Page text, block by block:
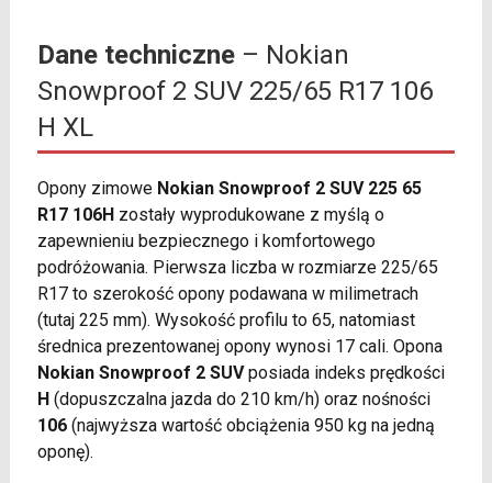
Dane techniczne– Nokian
Snowproof 2 SUV 225/65 R17 106
H XL
Opony zimowe Nokian Snowproof 2 SUV 225 65
R17 106Hzostały wyprodukowane z myślą o
zapewnieniu bezpiecznego i komfortowego
podróżowania. Pierwsza liczba w rozmiarze 225/65
R17 to szerokość opony podawana w milimetrach
(tutaj 225 mm). Wysokość profilu to 65, natomiast
średnica prezentowanej opony wynosi 17 cali. Opona
Nokian Snowproof 2 SUVposiada indeks prędkości
H(dopuszczalna jazda do 210 km/h) oraz nośności
106(najwyższa wartość obciążenia 950 kg na jedną
oponę).